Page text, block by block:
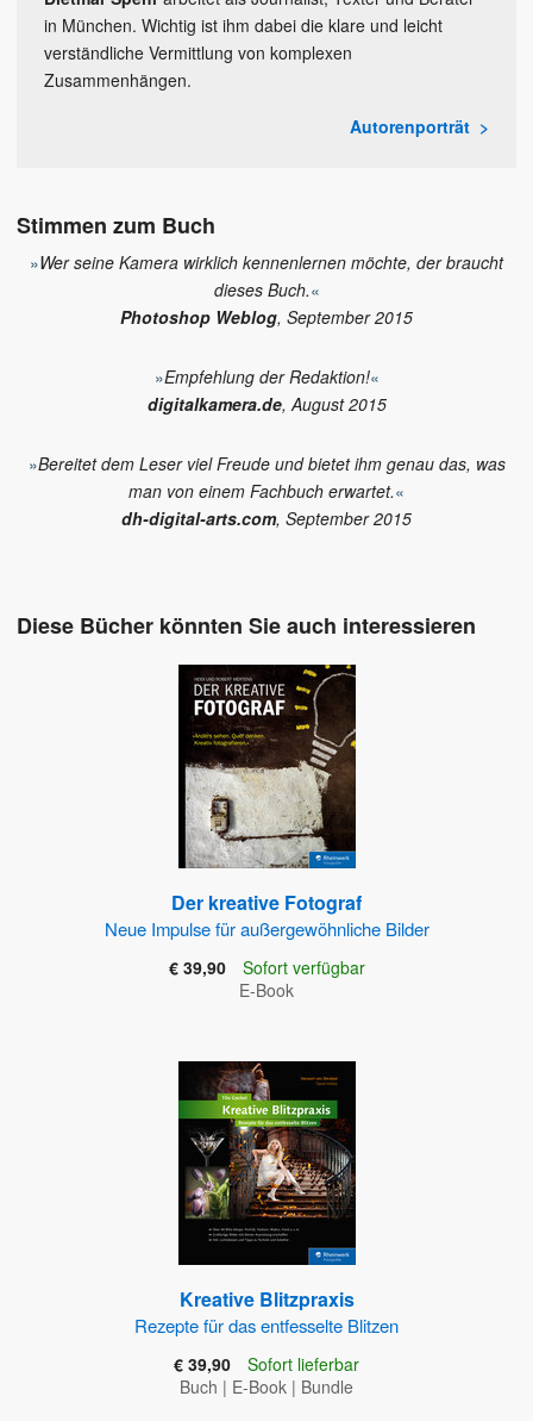
in München. Wichtig ist ihm dabei die klare und leicht
verständliche Vermittlung von komplexen
Zusammenhängen.
Autorenporträt
Stimmen zum Buch
»Wer seine Kamera wirklich kennenlernen möchte, der braucht
dieses Buch.«
Photoshop Weblog, September 2015
»Empfehlung der Redaktion!«
digitalkamera.de, August 2015
»Bereitet dem Leser viel Freude und bietet ihm genau das, was
man von einem Fachbuch erwartet.«
dh-digital-arts.com, September 2015
Diese Bücher könnten Sie auch interessieren
Der kreative Fotograf
Neue Impulse für außergewöhnliche Bilder
€ 39,90
Sofort verfügbar
E-Book
Kreative Blitzpraxis
Rezepte für das entfesselte Blitzen
€ 39,90
Sofort lieferbar
Buch | E-Book | Bundle